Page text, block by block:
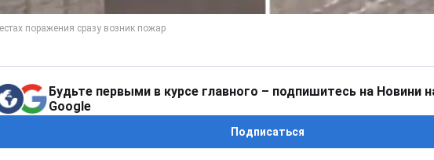
Будьте первыми в курсе главного – подпишитесь на Новини
Google
Подписаться